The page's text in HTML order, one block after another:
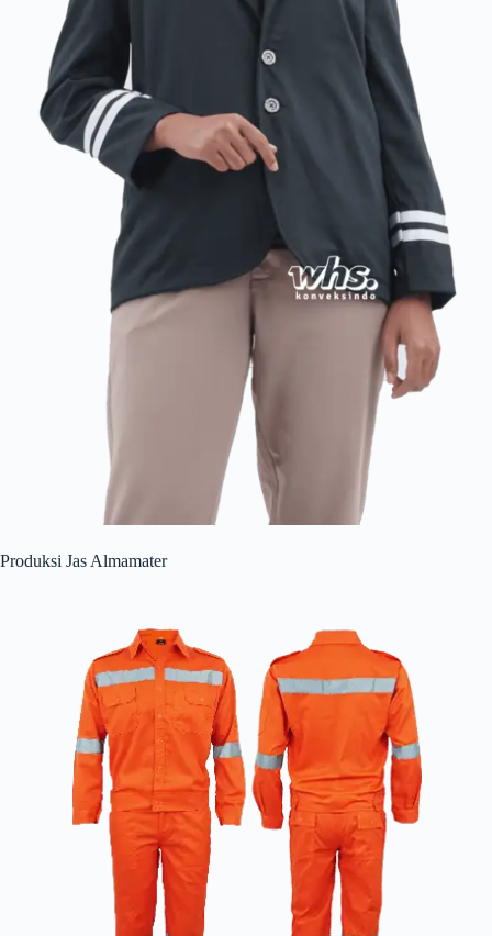
Produksi Jas Almamater